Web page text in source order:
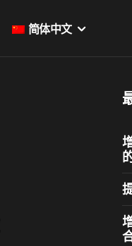
简体中文